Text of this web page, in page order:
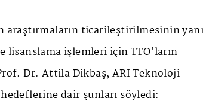
araştırmaların ticarileştirilmesinin yanı
lisanslama işlemleri için TTO'ların
Dr. Attila Dikbaş, ARI Teknoloji
dair şunları söyledi: